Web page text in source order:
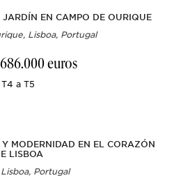
EN CAMPO DE OURIQUE
Lisboa, Portugal
euros
T4 a T5
MODERNIDAD EN EL CORAZÓN
LISBOA
Portugal